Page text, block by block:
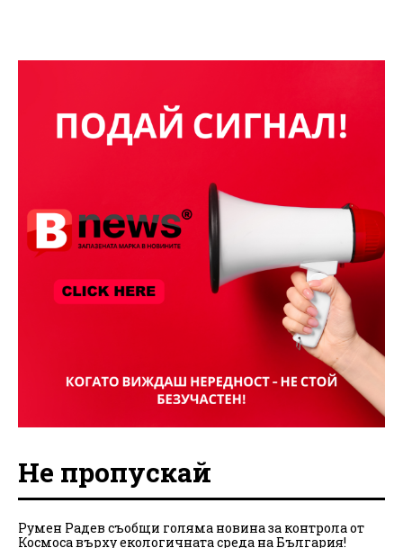
Не пропускай
Румен Радев съобщи голяма новина за контрола от
Космоса върху екологичната среда на България!